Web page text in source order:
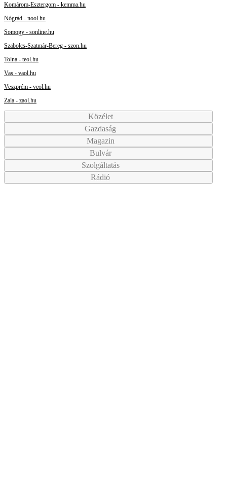
Komárom-Esztergom - kemma.hu
Nógrád - nool.hu
Somogy - sonline.hu
Szabolcs-Szatmár-Bereg - szon.hu
Tolna - teol.hu
Vas - vaol.hu
Veszprém - veol.hu
Zala - zaol.hu
Közélet
Gazdaság
Magazin
Bulvár
Szolgáltatás
Rádió